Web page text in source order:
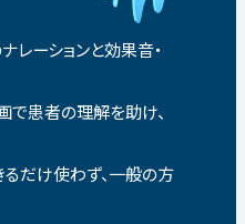
ーションと効果音・
で患者の理解を助け、
だけ使わず、一般の方